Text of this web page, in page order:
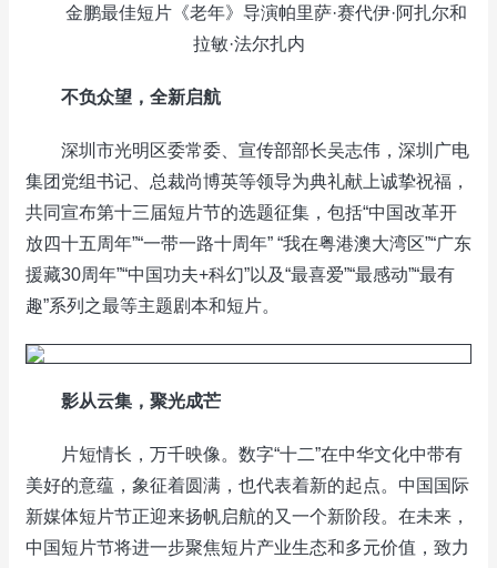
金鹏最佳短片《老年》导演帕里萨·赛代伊·阿扎尔和
拉敏·法尔扎内
不负众望，全新启航
深圳市光明区委常委、宣传部部长吴志伟，深圳广电
集团党组书记、总裁尚博英等领导为典礼献上诚挚祝福，
共同宣布第十三届短片节的选题征集，包括“中国改革开
放四十五周年”“一带一路十周年” “我在粤港澳大湾区”“广东
援藏30周年”“中国功夫+科幻”以及“最喜爱”“最感动”“最有
趣”系列之最等主题剧本和短片。
影从云集，聚光成芒
片短情长，万千映像。数字“十二”在中华文化中带有
美好的意蕴，象征着圆满，也代表着新的起点。中国国际
新媒体短片节正迎来扬帆启航的又一个新阶段。在未来，
中国短片节将进一步聚焦短片产业生态和多元价值，致力